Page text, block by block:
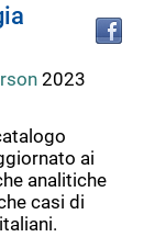
2023
ai
analitiche
casi di